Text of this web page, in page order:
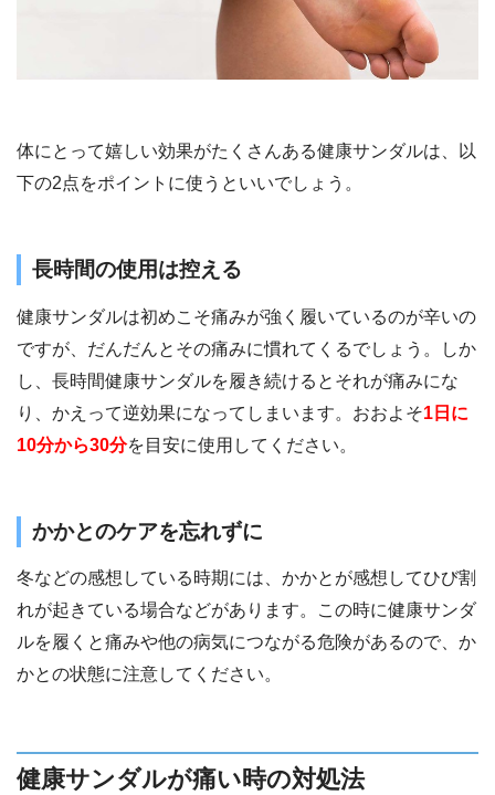
体にとって嬉しい効果がたくさんある健康サンダルは、以
下の2点をポイントに使うといいでしょう。
長時間の使用は控える
健康サンダルは初めこそ痛みが強く履いているのが辛いの
ですが、だんだんとその痛みに慣れてくるでしょう。しか
し、長時間健康サンダルを履き続けるとそれが痛みにな
り、かえって逆効果になってしまいます。おおよそ1日に
10分から30分を目安に使用してください。
かかとのケアを忘れずに
冬などの感想している時期には、かかとが感想してひび割
れが起きている場合などがあります。この時に健康サンダ
ルを履くと痛みや他の病気につながる危険があるので、か
かとの状態に注意してください。
健康サンダルが痛い時の対処法